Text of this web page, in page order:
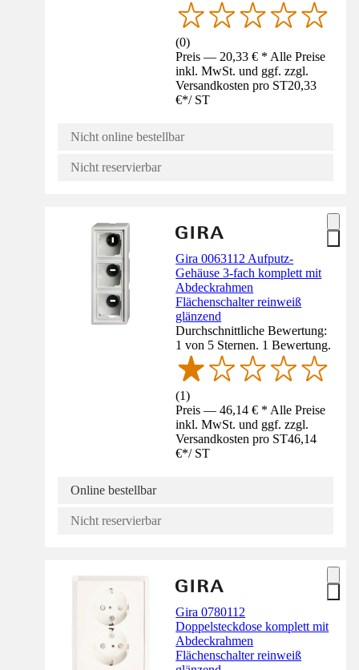
(0)
Preis — 20,33 € * Alle Preise
inkl. MwSt. und ggf. zzgl.
Versandkosten pro ST20,33
€*/ ST
Nicht online bestellbar
Nicht reservierbar
Gira 0063112 Aufputz-
Gehäuse 3-fach komplett mit
Abdeckrahmen
Flächenschalter reinweiß
glänzend
Durchschnittliche Bewertung:
1 von 5 Sternen. 1 Bewertung.
(1)
Preis — 46,14 € * Alle Preise
inkl. MwSt. und ggf. zzgl.
Versandkosten pro ST46,14
€*/ ST
Online bestellbar
Nicht reservierbar
Gira 0780112
Doppelsteckdose komplett mit
Abdeckrahmen
Flächenschalter reinweiß